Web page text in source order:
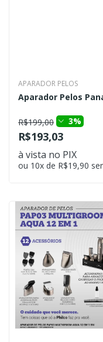
APARADOR PELOS
Aparador Pelos
R$199,00 3%
R$193,03
à vista no PIX
ou 10x de R$19,90